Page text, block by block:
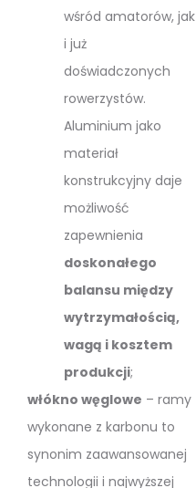
wśród amatorów, jak
i już
doświadczonych
rowerzystów.
Aluminium jako
materiał
konstrukcyjny daje
możliwość
zapewnienia
doskonałego
balansu między
wytrzymałością,
wagą i kosztem
produkcji;
włókno węglowe – ramy
wykonane z karbonu to
synonim zaawansowanej
technologii i najwyższej